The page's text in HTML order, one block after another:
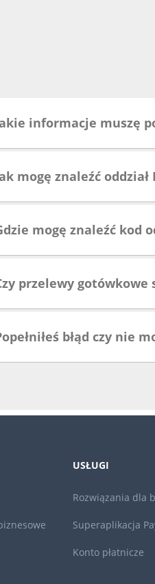
informacje muszę
mogę znaleźć
mogę znaleźć kod
przelewy gotówkowe
błąd czy nie
USŁUGI
Rozwiązania dla
Superaplikacja
Konto płatnicze